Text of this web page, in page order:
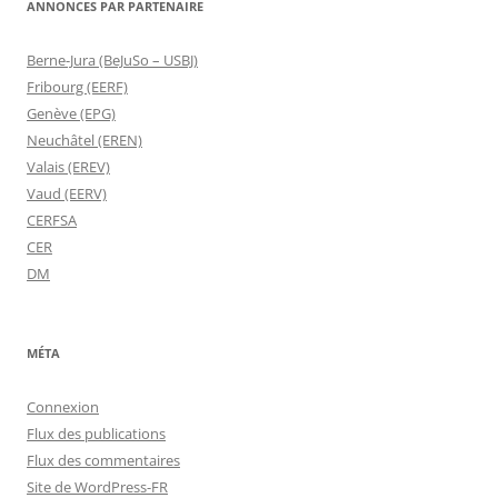
ANNONCES PAR PARTENAIRE
Berne-Jura (BeJuSo – USBJ)
Fribourg (EERF)
Genève (EPG)
Neuchâtel (EREN)
Valais (EREV)
Vaud (EERV)
CERFSA
CER
DM
MÉTA
Connexion
Flux des publications
Flux des commentaires
Site de WordPress-FR